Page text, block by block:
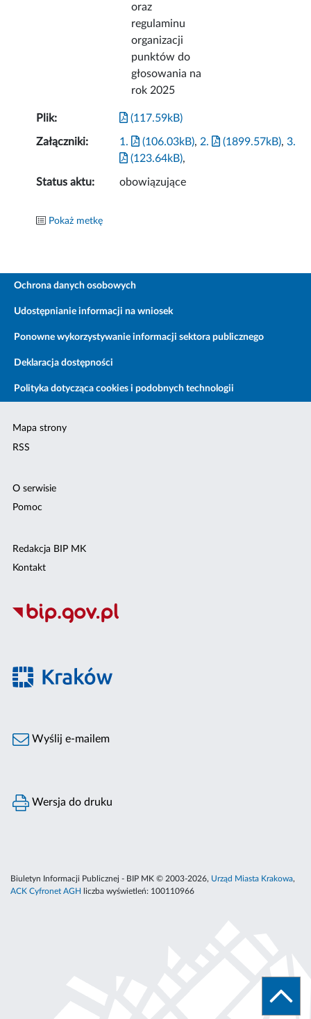
oraz
regulaminu
organizacji
punktów do
głosowania na
rok 2025
Plik: (117.59kB)
Załączniki: 1. (106.03kB), 2. (1899.57kB),3.
(123.64kB),
Status aktu: obowiązujące
Pokaż metkę
Ochrona danych osobowych
Udostępnianie informacji na wniosek
Ponowne wykorzystywanie informacji sektora publicznego
Deklaracja dostępności
Polityka dotycząca cookies i podobnych technologii
Mapa strony
RSS
O serwisie
Pomoc
Redakcja BIP MK
Kontakt
Wyślij e-mailem
Wersja do druku
Biuletyn Informacji Publicznej - BIP MK © 2003-2026, Urząd Miasta Krakowa,
ACK Cyfronet AGH
liczba wyświetleń: 100110966